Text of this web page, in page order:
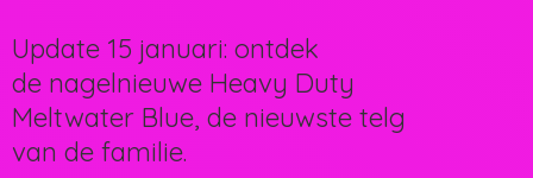
Update 15 januari: ontdek
de nagelnieuwe Heavy Duty
Meltwater Blue, de nieuwste telg
van de familie.